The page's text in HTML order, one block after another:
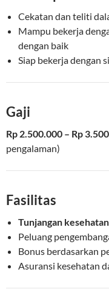
Cekatan dan teliti
Mampu bekerja
dengan baik
Siap bekerja dengan
Gaji
Rp 2.500.000 – Rp
pengalaman)
Fasilitas
Tunjangan kesehatan
Peluang
Bonus berdasarkan
Asuransi kesehatan